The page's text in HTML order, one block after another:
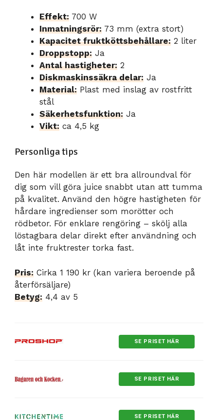
Effekt: 700 W
Inmatningsrör: 73 mm (extra stort)
Kapacitet fruktköttsbehållare: 2 liter
Droppstopp: Ja
Antal hastigheter: 2
Diskmaskinssäkra delar: Ja
Material: Plast med inslag av rostfritt
stål
Säkerhetsfunktion: Ja
Vikt: ca 4,5 kg
Personliga tips
Den här modellen är ett bra allroundval för
dig som vill göra juice snabbt utan att tumma
på kvalitet. Använd den högre hastigheten för
hårdare ingredienser som morötter och
rödbetor. För enklare rengöring – skölj alla
löstagbara delar direkt efter användning och
låt inte fruktrester torka fast.
Pris: Cirka 1 190 kr (kan variera beroende på
återförsäljare)
Betyg: 4,4 av 5
SE PRISET HÄR
SE PRISET HÄR
SE PRISET HÄR